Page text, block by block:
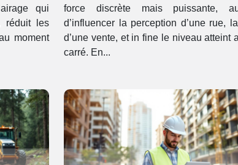
qui
réduit les
moment
force discrète mais puissante,
d’influencer la perception d’une rue,
d’une vente, et in fine le niveau atteint
carré. En...